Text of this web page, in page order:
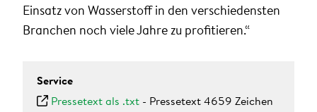
Einsatz von Wasserstoff in den verschiedensten
Branchen noch viele Jahre zu profitieren.“
Service
Pressetext als .txt - Pressetext 4659 Zeichen